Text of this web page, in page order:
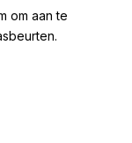
om aan te